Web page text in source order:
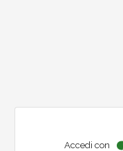
Accedi con